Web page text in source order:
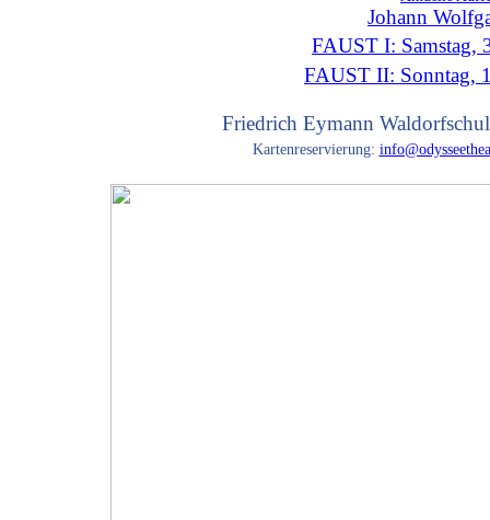
Johann
FAUST I: Samstag,
FAUST II: Sonntag,
Friedrich Eymann
Kartenreservierung: